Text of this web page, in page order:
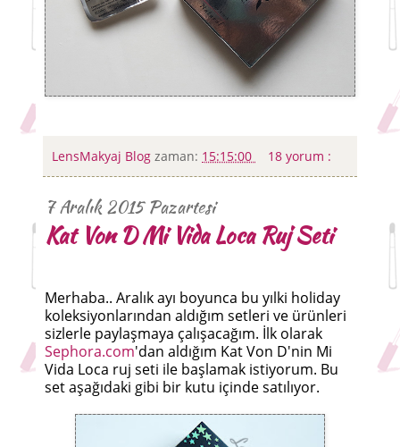
LensMakyaj Blog zaman: 15:15:00 18 yorum :
7 Aralık 2015 Pazartesi
Kat Von D Mi Vida Loca Ruj Seti
Merhaba.. Aralık ayı boyunca bu yılki holiday
koleksiyonlarından aldığım setleri ve ürünleri
sizlerle paylaşmaya çalışacağım. İlk olarak
Sephora.com'dan aldığım Kat Von D'nin Mi
Vida Loca ruj seti ile başlamak istiyorum. Bu
set aşağıdaki gibi bir kutu içinde satılıyor.